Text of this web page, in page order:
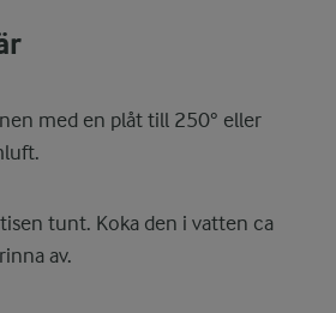
med en plåt till 250° eller
tunt. Koka den i vatten ca
av.